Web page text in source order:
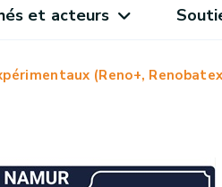
et acteurs
(Reno+,